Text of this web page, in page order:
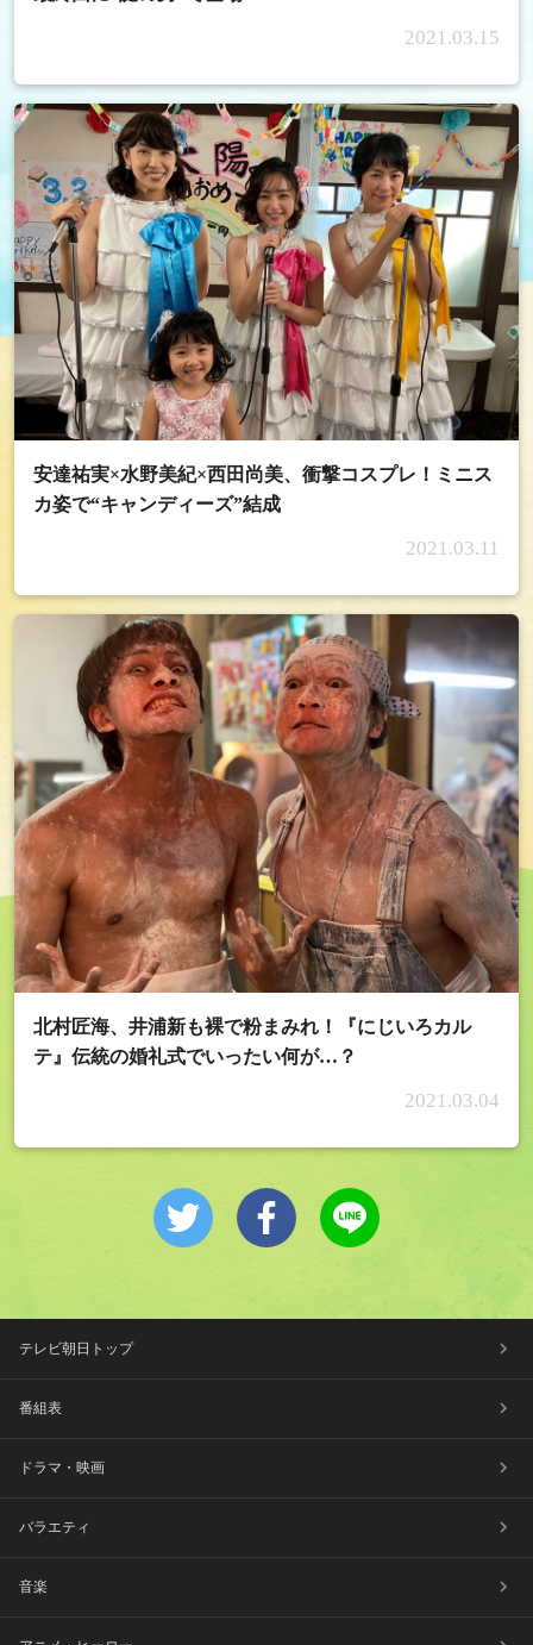
2021.03.15
安達祐実×水野美紀×西田尚美、衝撃コスプレ！ミニス
カ姿で“キャンディーズ”結成
2021.03.11
北村匠海、井浦新も裸で粉まみれ！『にじいろカル
テ』伝統の婚礼式でいったい何が…？
2021.03.04
テレビ朝日トップ
番組表
ドラマ・映画
バラエティ
音楽